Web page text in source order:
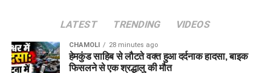
LATEST TRENDING VIDEOS
CHAMOLI 28 minutes ago
हेमकुंड साहिब से लौटते वक्त हुआ दर्दनाक हादसा, बाइक
फिसलने से एक श्रद्धालु की मौत